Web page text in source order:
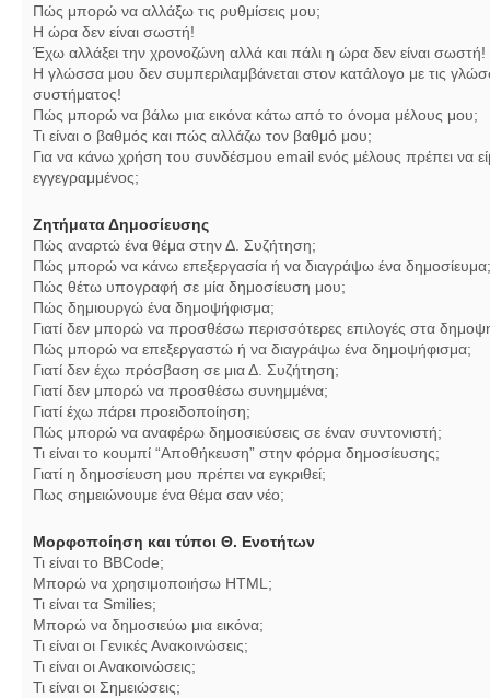
Πώς μπορώ να αλλάξω τις ρυθμίσεις μου;
Η ώρα δεν είναι σωστή!
Έχω αλλάξει την χρονοζώνη αλλά και πάλι η ώρα δεν είναι σωστή!
Η γλώσσα μου δεν συμπεριλαμβάνεται στον κατάλογο με τις
συστήματος!
Πώς μπορώ να βάλω μια εικόνα κάτω από το όνομα μέλους μου;
Τι είναι ο βαθμός και πώς αλλάζω τον βαθμό μου;
Για να κάνω χρήση του συνδέσμου email ενός μέλους πρέπει να
εγγεγραμμένος;
Ζητήματα Δημοσίευσης
Πώς αναρτώ ένα θέμα στην Δ. Συζήτηση;
Πώς μπορώ να κάνω επεξεργασία ή να διαγράψω ένα δημοσίευμα;
Πώς θέτω υπογραφή σε μία δημοσίευση μου;
Πώς δημιουργώ ένα δημοψήφισμα;
Γιατί δεν μπορώ να προσθέσω περισσότερες επιλογές στα
Πώς μπορώ να επεξεργαστώ ή να διαγράψω ένα δημοψήφισμα;
Γιατί δεν έχω πρόσβαση σε μια Δ. Συζήτηση;
Γιατί δεν μπορώ να προσθέσω συνημμένα;
Γιατί έχω πάρει προειδοποίηση;
Πώς μπορώ να αναφέρω δημοσιεύσεις σε έναν συντονιστή;
Τι είναι το κουμπί “Αποθήκευση” στην φόρμα δημοσίευσης;
Γιατί η δημοσίευση μου πρέπει να εγκριθεί;
Πως σημειώνουμε ένα θέμα σαν νέο;
Μορφοποίηση και τύποι Θ. Ενοτήτων
Τι είναι το BBCode;
Μπορώ να χρησιμοποιήσω HTML;
Τι είναι τα Smilies;
Μπορώ να δημοσιεύω μια εικόνα;
Τι είναι οι Γενικές Ανακοινώσεις;
Τι είναι οι Ανακοινώσεις;
Τι είναι οι Σημειώσεις;